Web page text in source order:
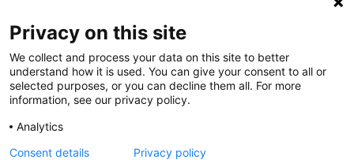
@CGTCatalunya
cgtcatalunya
CGTCatalunya
cgtcatalunya
Privacy on this site
We collect and process your data on this site to better
understand how it is used. You can give your consent to all or
selected purposes, or you can decline them all. For more
information, see our privacy policy.
Analytics
Consent details
Privacy policy